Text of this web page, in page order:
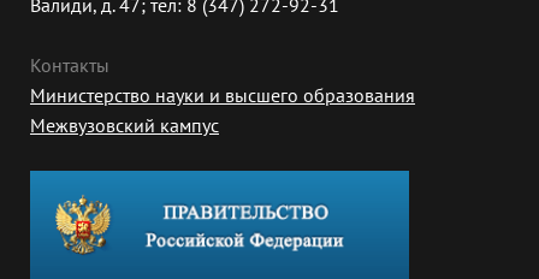
Валиди, д. 47; тел: 8 (347) 272-92-31
Контакты
Министерство науки и высшего образования
Межвузовский кампус